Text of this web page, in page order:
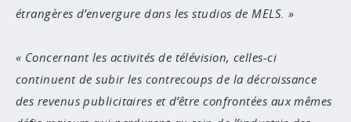
étrangères d’envergure dans les studios de MELS.
Concernant les activités de télévision, celles-ci
continuent de subir les contrecoups de la décroissance
des revenus publicitaires et d’être confrontées aux mêmes